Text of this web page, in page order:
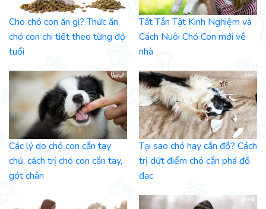
Cho chó con ăn gì? Thức ăn
chó con chi tiết theo từng độ
tuổi
Tất Tần Tật Kinh Nghiệm và
Cách Nuôi Chó Con mới về
nhà
Các lý do chó con cắn tay
chủ, cách trị chó con cắn tay,
gót chân
Tại sao chó hay cắn đồ? Cách
trị dứt điểm chó cắn phá đồ
đạc